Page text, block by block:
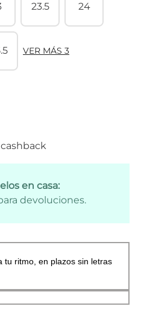
23.5 24
VER MÁS 3
en casa:
devoluciones.